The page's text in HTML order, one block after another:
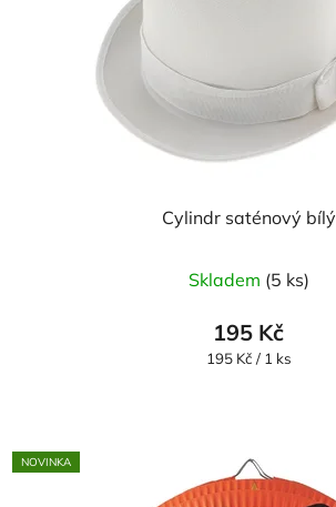
Cylindr saténový bílý
hodnocení
produktu
je
hvězdiček.
Skladem (5 ks)
195 Kč
Měrná
195 Kč / 1 ks
NOVINKA